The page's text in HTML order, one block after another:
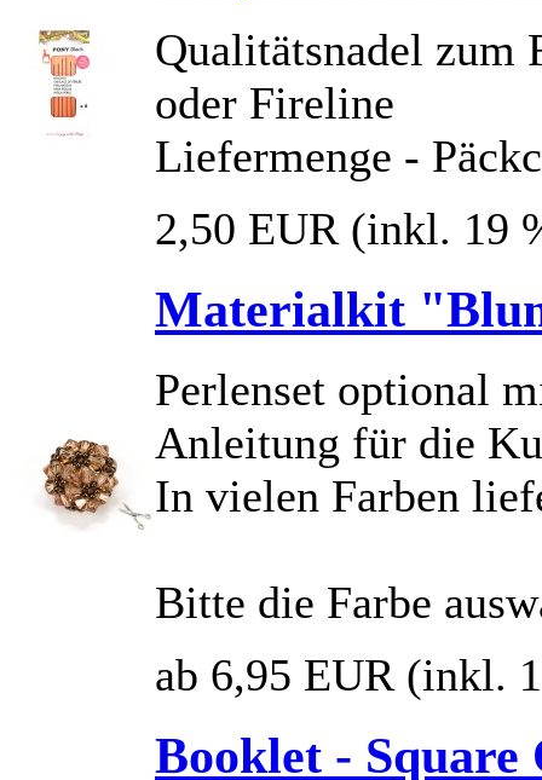
Qualitätsnadel zum
oder Fireline
Liefermenge -
2,50 EUR (inkl. 19
Materialkit
Perlenset optional
Anleitung für die
In vielen Farben
Bitte die Farbe
ab 6,95 EUR (inkl.
Booklet - Square